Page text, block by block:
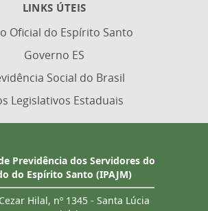
LINKS ÚTEIS
Oficial do Espírito Santo
Governo ES
Social do Brasil
Legislativos Estaduais
Previdência dos Servidores do
do Espírito Santo (IPAJM)
Hilal, nº 1345 - Santa Lúcia